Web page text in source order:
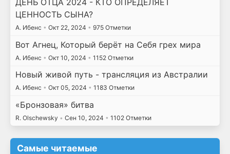
ДЕНЬ ОТЦА 2024 - КТО ОПРЕДЕЛЯЕТ
ЦЕННОСТЬ СЫНА?
А. Ибенс • Окт 22, 2024 • 975 Отметки
Вот Агнец, Который берёт на Себя грех мира
А. Ибенс • Окт 10, 2024 • 1152 Отметки
Новый живой путь - трансляция из Австралии
А. Ибенс • Окт 05, 2024 • 1183 Отметки
«Бронзовая» битва
R. Olschewsky • Сен 10, 2024 • 1102 Отметки
Самые читаемые